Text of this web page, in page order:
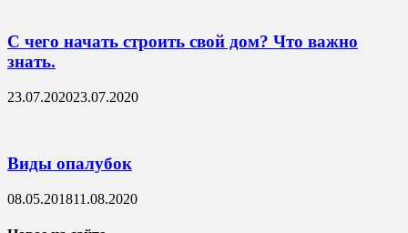
С чего начать строить свой дом? Что важно
знать.
23.07.202023.07.2020
Виды опалубок
08.05.201811.08.2020